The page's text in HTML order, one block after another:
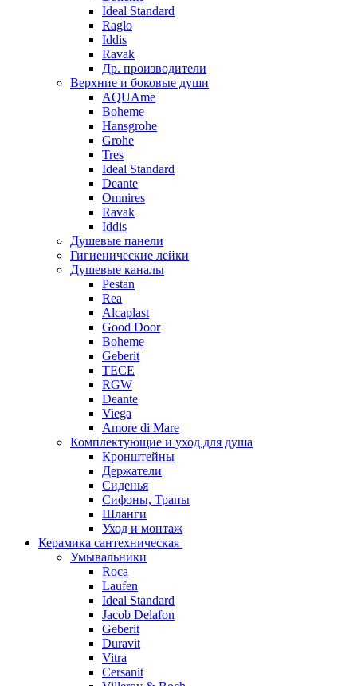
Ideal Standard
Raglo
Iddis
Ravak
Др. производители
Верхние и боковые души
AQUAme
Boheme
Hansgrohe
Grohe
Tres
Ideal Standard
Deante
Omnires
Ravak
Iddis
Душевые панели
Гигиенические лейки
Душевые каналы
Pestan
Rea
Alcaplast
Good Door
Boheme
Geberit
TECE
RGW
Deante
Viega
Amore di Mare
Комплектующие и уход для душа
Кронштейны
Держатели
Сиденья
Сифоны, Трапы
Шланги
Уход и монтаж
Керамика сантехническая
Умывальники
Roca
Laufen
Ideal Standard
Jacob Delafon
Geberit
Duravit
Vitra
Cersanit